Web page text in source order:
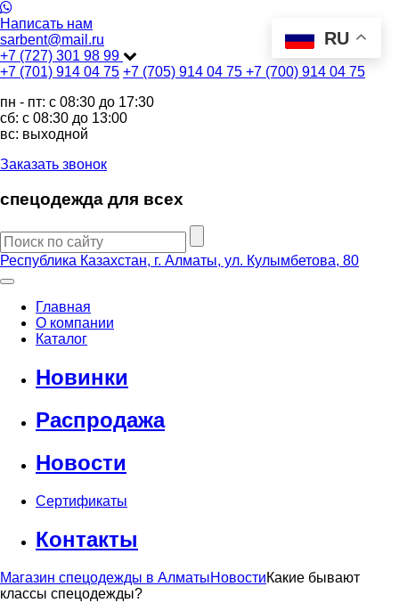
Написать нам
sarbent@mail.ru
+7 (727) 301 98 99
+7 (701) 914 04 75 +7 (705) 914 04 75 +7 (700) 914 04 75
пн - пт: c 08:30 до 17:30
сб: c 08:30 до 13:00
вс: выходной
Заказать звонок
спецодежда для всех
Республика Казахстан, г. Алматы, ул. Кулымбетова, 80
Главная
О компании
Каталог
Новинки
Распродажа
Новости
Сертификаты
Контакты
Магазин спецодежды в АлматыНовостиКакие бывают
классы спецодежды?
RU